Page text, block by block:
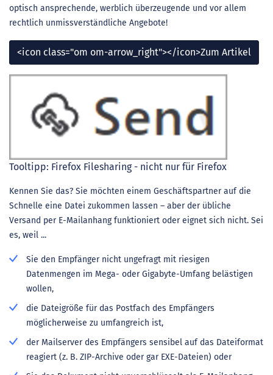
optisch ansprechende, werblich überzeugende und vor allem
rechtlich unmissverständliche Angebote!
<icon class="om om-arrow_right"></icon>Zum Artikel
Tooltipp: Firefox Filesharing - nicht nur für Firefox
Kennen Sie das? Sie möchten einem Geschäftspartner auf die
Schnelle eine Datei zukommen lassen – aber der übliche
Versand per E-Mailanhang funktioniert oder eignet sich nicht. Sei
es, weil ...
Sie den Empfänger nicht ungefragt mit riesigen
Datenmengen im Mega- oder Gigabyte-Umfang belästigen
wollen,
die Dateigröße für das Postfach des Empfängers
möglicherweise zu umfangreich ist,
der Mailserver des Empfängers sensibel auf das Dateiformat
reagiert (z. B. ZIP-Archive oder gar EXE-Dateien) oder